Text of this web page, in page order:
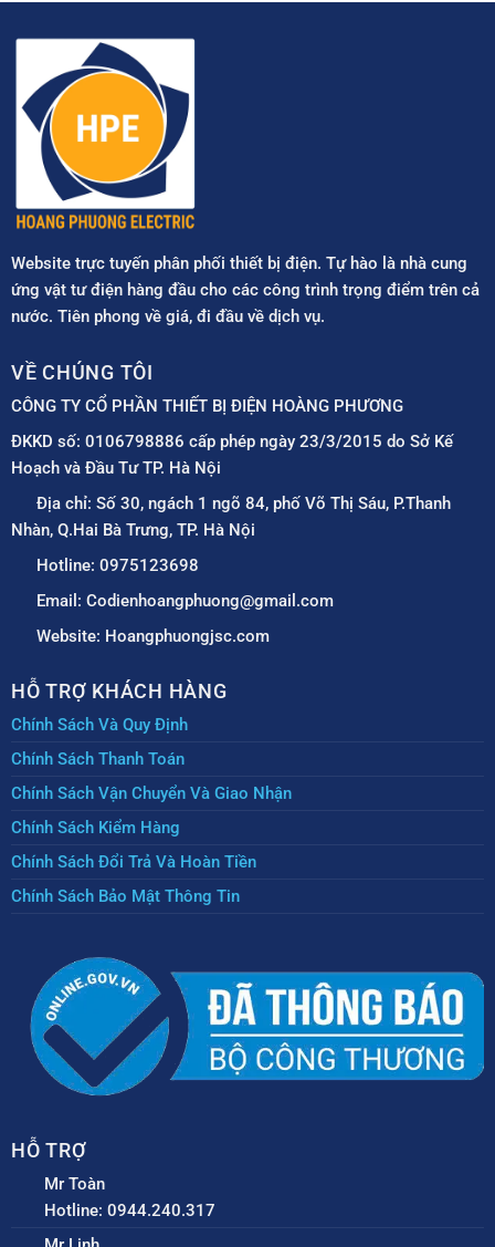
Website trực tuyến phân phối thiết bị điện. Tự hào là nhà cung
ứng vật tư điện hàng đầu cho các công trình trọng điểm trên cả
nước. Tiên phong về giá, đi đầu về dịch vụ.
VỀ CHÚNG TÔI
CÔNG TY CỔ PHẦN THIẾT BỊ ĐIỆN HOÀNG PHƯƠNG
ĐKKD số: 0106798886 cấp phép ngày 23/3/2015 do Sở Kế
Hoạch và Đầu Tư TP. Hà Nội
Địa chỉ: Số 30, ngách 1 ngõ 84, phố Võ Thị Sáu, P.Thanh
Nhàn, Q.Hai Bà Trưng, TP. Hà Nội
Hotline: 0975123698
Email: Codienhoangphuong@gmail.com
Website: Hoangphuongjsc.com
HỖ TRỢ KHÁCH HÀNG
Chính Sách Và Quy Định
Chính Sách Thanh Toán
Chính Sách Vận Chuyển Và Giao Nhận
Chính Sách Kiểm Hàng
Chính Sách Đổi Trả Và Hoàn Tiền
Chính Sách Bảo Mật Thông Tin
HỖ TRỢ
Mr Toàn
Hotline: 0944.240.317